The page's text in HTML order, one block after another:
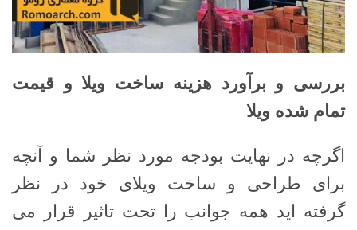
بررسی و برآورد هزینه ساخت ویلا و قیمت
تمام شده ویلا
اگرچه در نهایت بودجه مورد نظر شما و آنچه
برای طراحی و ساخت ویلای خود در نظر
گرفته اید همه جوانب را تحت تاثیر قرار می